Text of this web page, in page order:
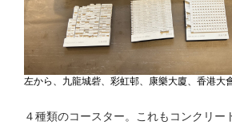
左から、九龍城砦、彩虹邨、康樂大廈、香港大
４種類のコースター。これもコンクリー